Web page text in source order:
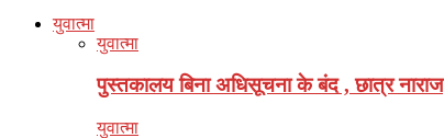
युवात्मा
युवात्मा
पुस्तकालय बिना अधिसूचना के बंद , छात्र नाराज
युवात्मा